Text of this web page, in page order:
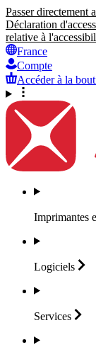
Passer directement
Déclaration
relative à
France
Compte
Accéder à la
Imprimantes
Logiciels
Services